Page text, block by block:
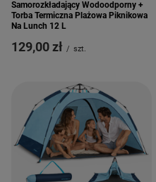
Samorozkładający Wodoodporny +
Torba Termiczna Plażowa Piknikowa
Na Lunch 12 L
129,00 zł / szt.